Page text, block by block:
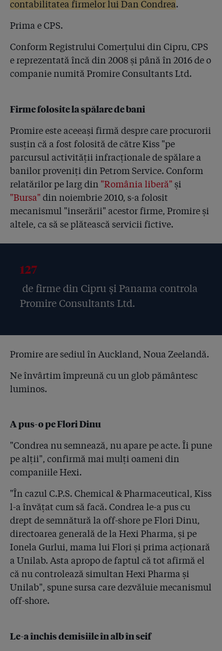
contabilitatea firmelor lui Dan Condrea.
Prima e CPS.
Conform Registrului Comerțului din Cipru, CPS
e reprezentată încă din 2008 și până în 2016 de o
companie numită Promire Consultants Ltd.
Firme folosite la spălare de bani
Promire este aceeași firmă despre care procurorii
susțin că a fost folosită de către Kiss "pe
parcursul activității infracționale de spălare a
banilor proveniți din Petrom Service. Conform
relatărilor pe larg din "România liberă" și
"Bursa" din noiembrie 2010, s-a folosit
mecanismul "inserării" acestor firme, Promire și
altele, ca să se plătească servicii fictive.
127
de firme din Cipru și Panama controla
Promire Consultants Ltd.
Promire are sediul în Auckland, Noua Zeelandă.
Ne învârtim împreună cu un glob pământesc
luminos.
A pus-o pe Flori Dinu
"Condrea nu semnează, nu apare pe acte. Îi pune
pe alții", confirmă mai mulți oameni din
companiile Hexi.
"În cazul C.P.S. Chemical & Pharmaceutical, Kiss
l-a învățat cum să facă. Condrea le-a pus cu
drept de semnătură la off-shore pe Flori Dinu,
directoarea generală de la Hexi Pharma, și pe
Ionela Gurlui, mama lui Flori și prima acționară
a Unilab. Asta apropo de faptul că tot afirmă el
că nu controlează simultan Hexi Pharma și
Unilab", spune sursa care dezvăluie mecanismul
off-shore.
Le-a închis demisiile în alb în seif